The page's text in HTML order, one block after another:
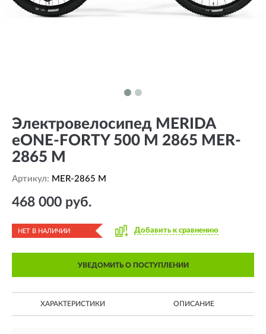
Электровелосипед MERIDA
eONE-FORTY 500 M 2865 MER-
2865 M
Артикул: MER-2865 M
468 000 руб.
НЕТ В НАЛИЧИИ Добавить к сравнению
УВЕДОМИТЬ О ПОСТУПЛЕНИИ
ХАРАКТЕРИСТИКИ ОПИСАНИЕ